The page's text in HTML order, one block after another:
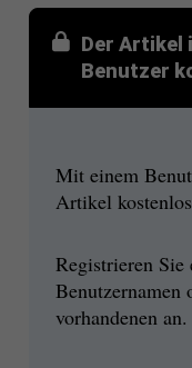
Der
Benutzer
Mit einem
Artikel
Registrieren Sie
Benutzernamen
vorhandenen an.